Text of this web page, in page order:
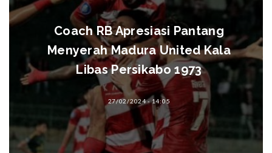
Kala
11 Desember,
Sumenep
19/03/2019 - 07:00